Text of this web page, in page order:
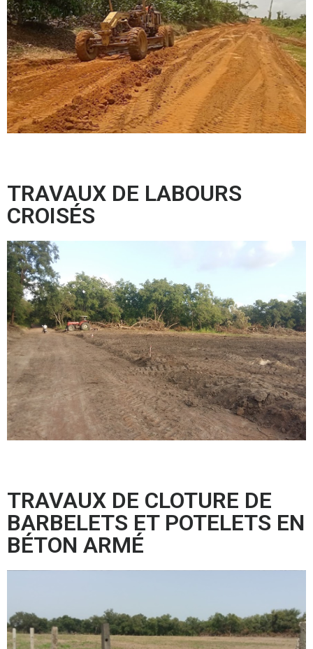
TRAVAUX DE LABOURS
CROISÉS
TRAVAUX DE CLOTURE DE
BARBELETS ET POTELETS EN
BÉTON ARMÉ